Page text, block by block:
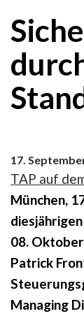
17.
TAP auf
München,
08.
Patrick
Managing